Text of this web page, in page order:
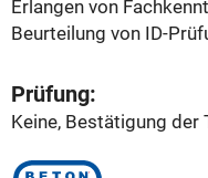
Erlangen von
Beurteilung von ID-
Prüfung:
Keine, Bestätigung der